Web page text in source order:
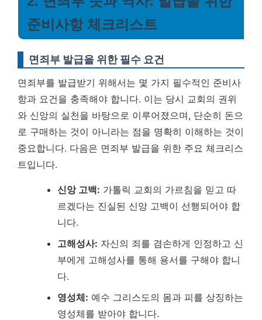
준비사항 체크리스트
면죄부 발급을 위한 필수 요건
면죄부를 발급받기 위해서는 몇 가지 필수적인 준비사
항과 요건을 충족해야 합니다. 이는 당시 교회의 권위
와 신앙의 실천을 바탕으로 이루어졌으며, 단순히 돈으
로 구매하는 것이 아니라는 점을 명확히 이해하는 것이
중요합니다. 다음은 면죄부 발급을 위한 주요 체크리스
트입니다.
신앙 고백: 가톨릭 교회의 가르침을 믿고 따
르겠다는 진실된 신앙 고백이 선행되어야 합
니다.
고해성사: 자신의 죄를 겸손하게 인정하고 신
부에게 고해성사를 통해 용서를 구해야 합니
다.
영성체: 예수 그리스도의 몸과 피를 상징하는
영성체를 받아야 합니다.